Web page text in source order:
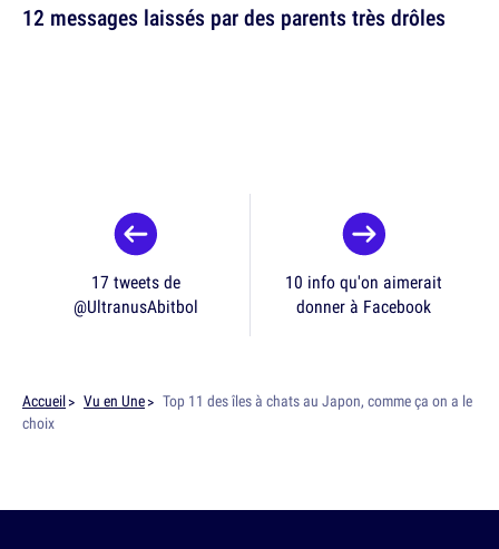
12 messages laissés par des parents très drôles
17 tweets de
@UltranusAbitbol
10 info qu'on aimerait
donner à Facebook
Accueil Vu en Une
Top 11 des îles à chats au Japon, comme ça on a le
choix